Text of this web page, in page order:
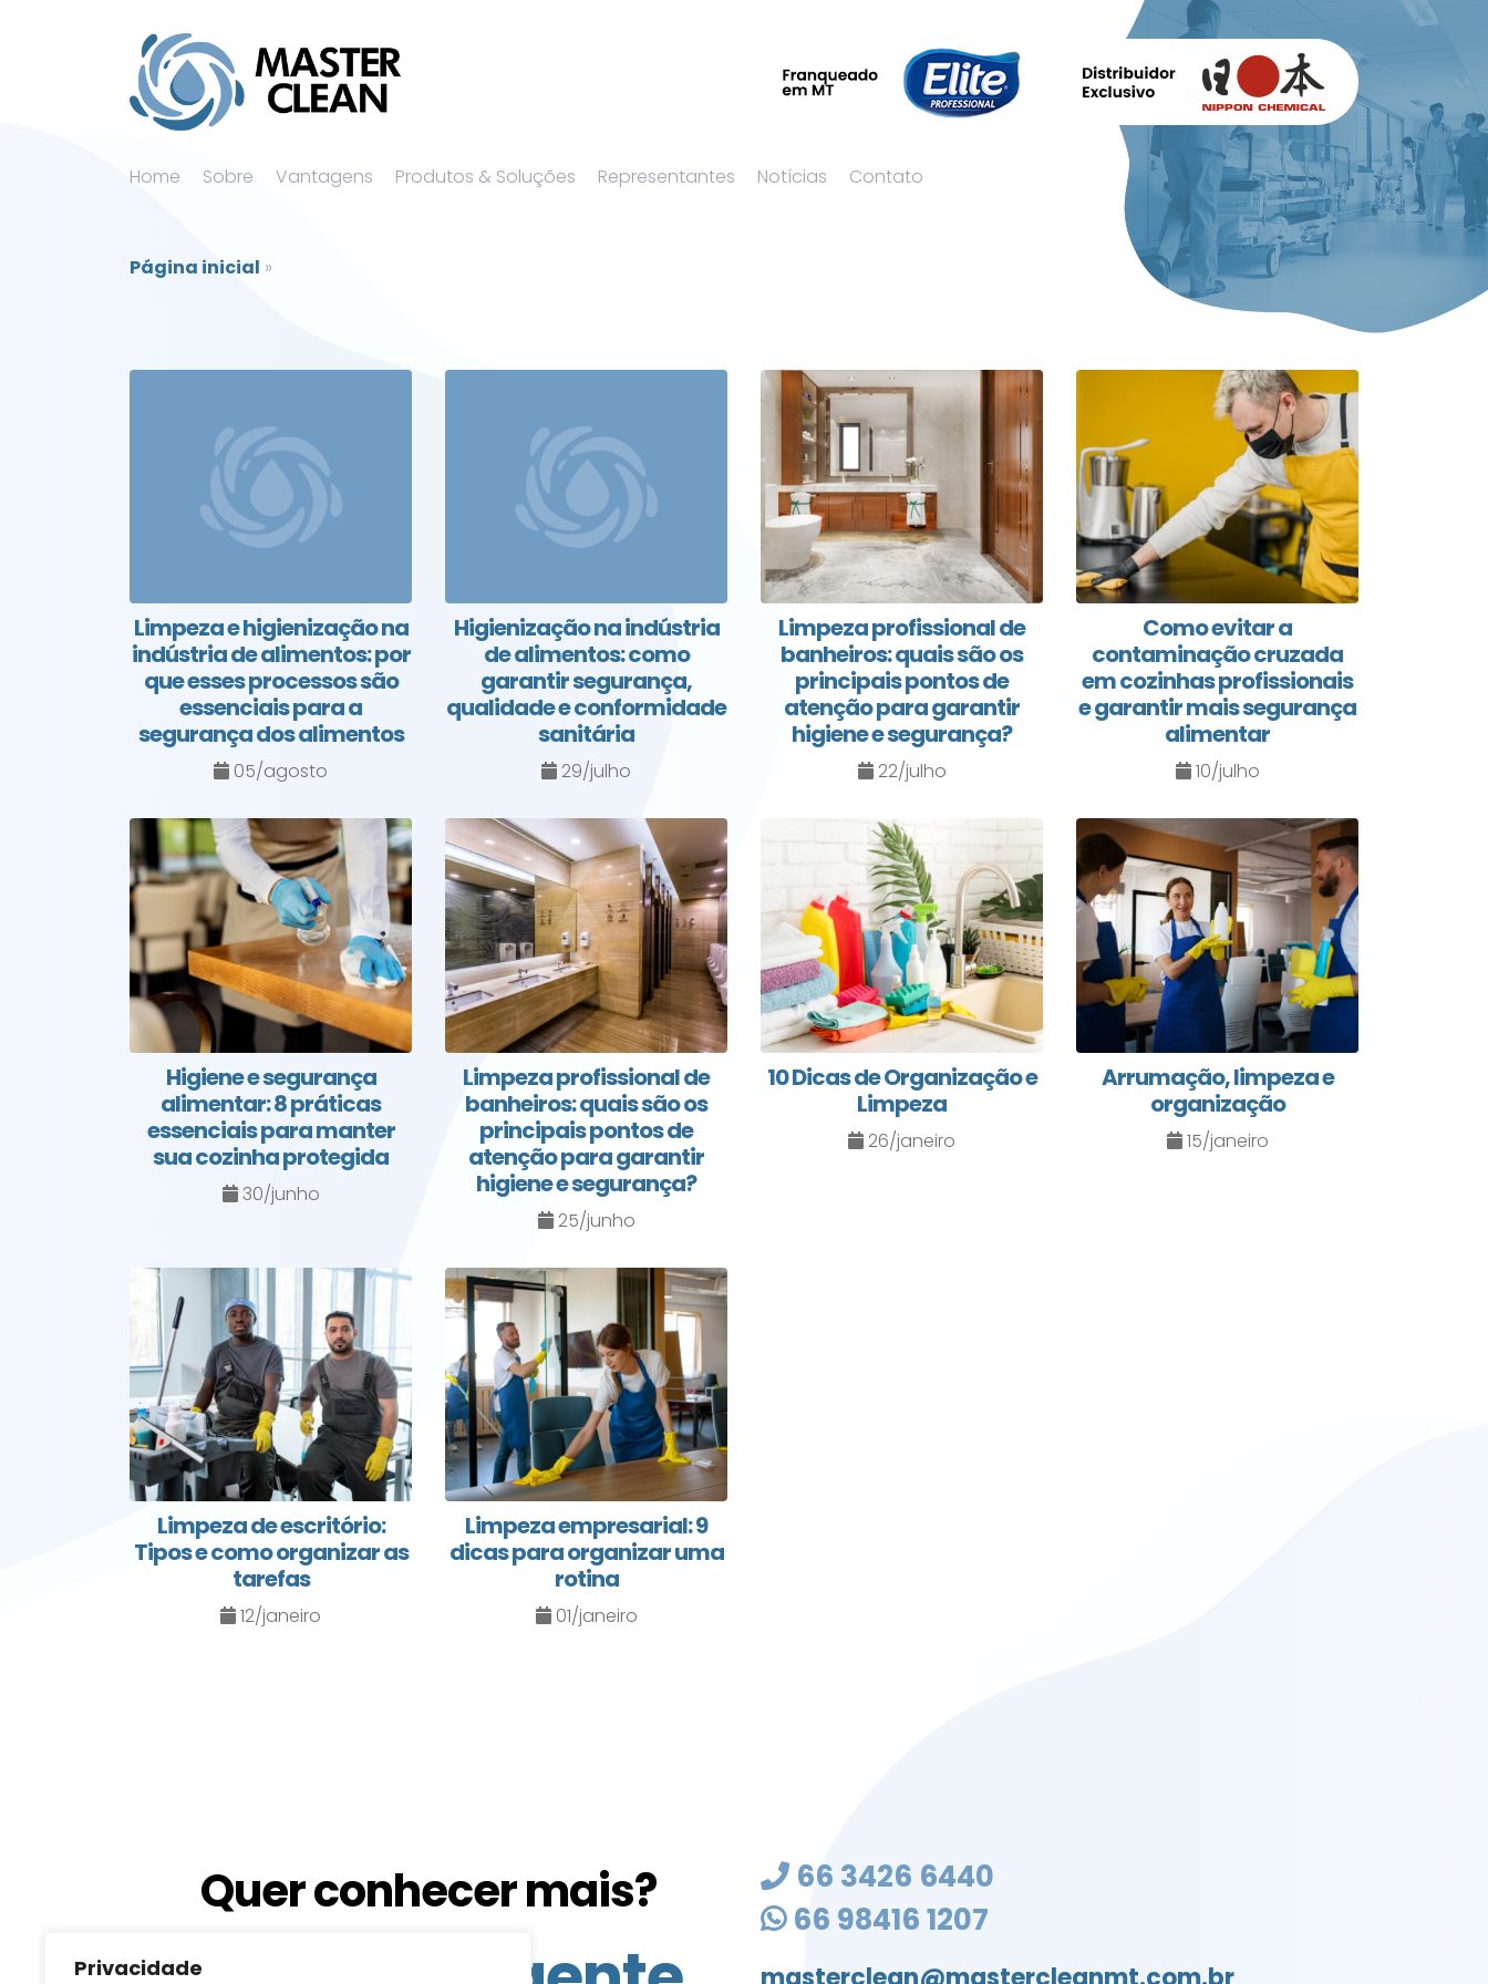
Privacidade
Home Sobre Vantagens Produtos & Soluções Representantes Notícias Contato
Página inicial »
Limpeza e higienização na
indústria de alimentos: por
que esses processos são
essenciais para a
segurança dos alimentos
05/agosto
Higienização na indústria
de alimentos: como
garantir segurança,
qualidade e conformidade
sanitária
29/julho
Limpeza profissional de
banheiros: quais são os
principais pontos de
atenção para garantir
higiene e segurança?
22/julho
Como evitar a
contaminação cruzada
em cozinhas profissionais
e garantir mais segurança
alimentar
10/julho
Higiene e segurança
alimentar: 8 práticas
essenciais para manter
sua cozinha protegida
30/junho
Limpeza profissional de
banheiros: quais são os
principais pontos de
atenção para garantir
higiene e segurança?
25/junho
10 Dicas de Organização e
Limpeza
26/janeiro
Arrumação, limpeza e
organização
15/janeiro
Limpeza de escritório:
Tipos e como organizar as
tarefas
12/janeiro
Limpeza empresarial: 9
dicas para organizar uma
rotina
01/janeiro
Quer conhecer mais?
66 3426 6440
66 98416 1207